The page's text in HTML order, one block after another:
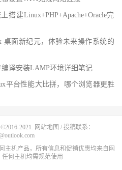
搭建Linux+PHP+Apache+Oracle完
桌面新纪元，体验未来操作系统的
编译安装LAMP环境详细笔记
平台性能大比拼，哪个浏览器更胜
©2016-2021. 网站地图 / 投稿联系：
主机产品，所有信息和促销优惠均来自网
何主机均需规范使用